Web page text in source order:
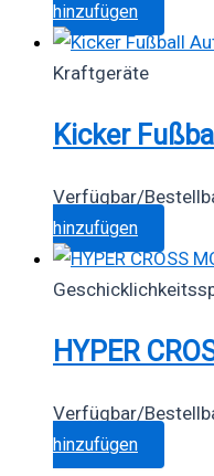
hinzufügen
Die
auf
Kraftgeräte
Kicker
Verfügbar/
hinzufügen
HYPER
Verfügbar/
hinzufügen